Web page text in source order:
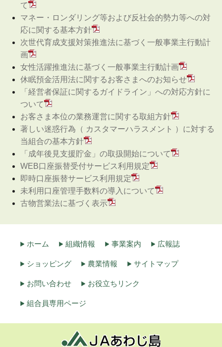
て
マネー・ロンダリング等および反社会的勢力等への対
応に関する基本方針
次世代育成支援対策推進法に基づく一般事業主行動計
画
女性活躍推進法に基づく一般事業主行動計画
休眠預金活用法に関するお客さまへのお知らせ
「経営者保証に関するガイドライン」への対応方針に
ついて
お客さま本位の業務運営に関する取組方針
著しい迷惑行為（ カスタマーハラスメント ）に対する
当組合の基本方針
「成年後見支援貯金」の取扱開始について
WEB口座振替受付サービス利用規定
即時口座振替サービス利用規定
未利用口座管理手数料の導入について
古物営業法に基づく表示
ホーム 組織情報 事業案内 広報誌
ショッピング 農業情報 サイトマップ
お問い合わせ お役立ちリンク
組合員専用ページ